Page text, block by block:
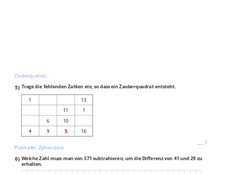
Zauberquadrat
5) Trage die fehlenden Zahlen ein, so dass ein Zauberquadrat entsteht.
1
13
11
1
6 10
4 9 5 16
/3P
Platzhalter, Zahlenrätsel
6) Welche Zahl muss man von 371 subtrahieren, um die Differenz von 41 und 29 zu
erhalten.